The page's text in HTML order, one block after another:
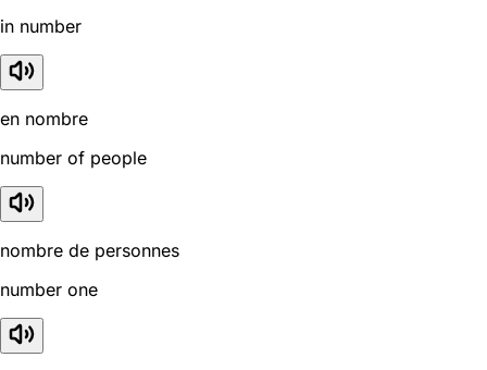
in number
en nombre
number of people
nombre de personnes
number one